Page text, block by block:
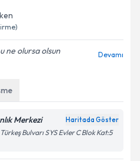
ne olursa olsun
Devamı
Merkezi Haritada Göster
Bulvarı SYS Evler C Blok Kat:5